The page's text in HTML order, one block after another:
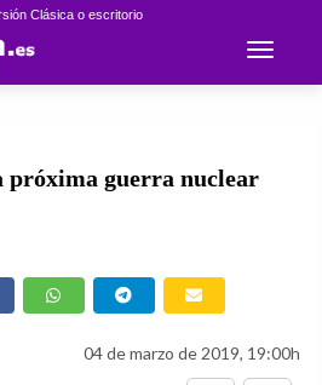
Clásica o escritorio
Toggle
próxima guerra nuclear
04 de marzo de 2019, 19:00h